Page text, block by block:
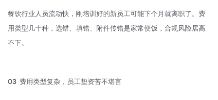
餐饮行业人员流动快，刚培训好的新员工可能下个月就离职了。费
用类型几十种，选错、填错、附件传错是家常便饭，合规风险居高
不下。
03 费用类型复杂，员工垫资苦不堪言